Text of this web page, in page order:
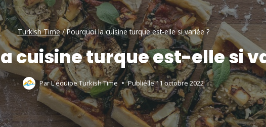
Turkish Time/Pourquoi la cuisine turque est-elle si variée ?
cuisine turque est-elle si
ParL'équipe Turkish Time Publié le11 octobre 2022